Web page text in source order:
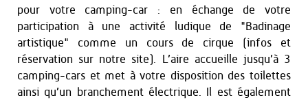
pour votre camping-car : en échange de votre
participation à une activité ludique de "Badinage
artistique" comme un cours de cirque (infos et
réservation sur notre site). L’aire accueille jusqu’à 3
camping-cars et met à votre disposition des toilettes
ainsi qu’un branchement électrique. Il est également